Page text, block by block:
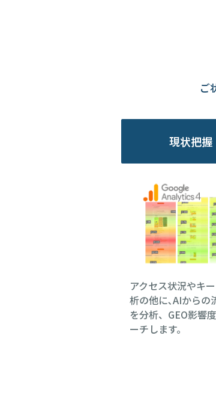
ご
現状把握
アクセス状況やキ
析の他に､AIからの
を分析、GEO影響
ーチします。